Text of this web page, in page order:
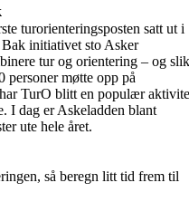
turorienteringsposten satt ut i
initiativet sto Asker
tur og orientering – og slik
møtte opp på
TurO blitt en populær
I dag er Askeladden blant
ute hele året.
så beregn litt tid frem til